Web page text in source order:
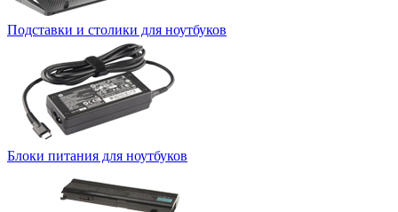
Подставки и столики для ноутбуков
Блоки питания для ноутбуков